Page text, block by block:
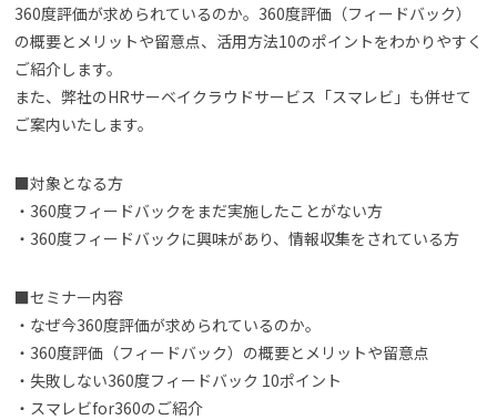
360度評価が求められているのか。360度評価（フィードバック）
の概要とメリットや留意点、活用方法10のポイントをわかりやすく
ご紹介します。
また、弊社のHRサーベイクラウドサービス「スマレビ」も併せて
ご案内いたします。
■対象となる方
・360度フィードバックをまだ実施したことがない方
・360度フィードバックに興味があり、情報収集をされている方
■セミナー内容
・なぜ今360度評価が求められているのか。
・360度評価（フィードバック）の概要とメリットや留意点
・失敗しない360度フィードバック 10ポイント
・スマレビfor360のご紹介